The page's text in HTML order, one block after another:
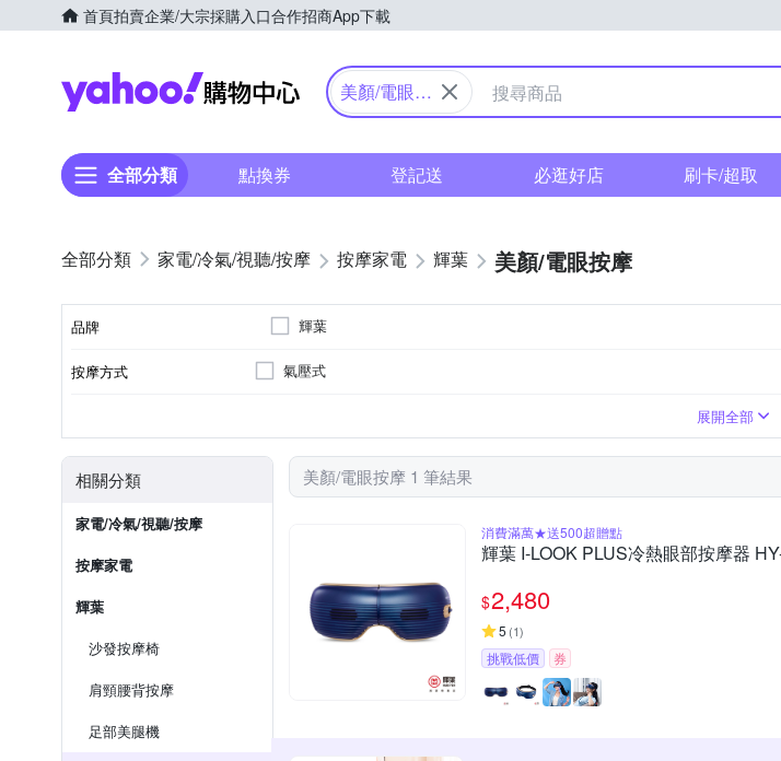
首頁拍賣企業/大宗採購入口合作招商App下載
Yahoo購物中心
美顏/電眼按
全部分類 點換券 登記送 必逛好店 刷卡/超取
家電/冷氣/視聽/按摩 按摩家電 輝葉 美顏/電眼按摩
品牌 輝葉
按摩方式 氣壓式
展開全部
相關分類
家電/冷氣/視聽/按摩
按摩家電
輝葉
沙發按摩椅
肩頸腰背按摩
足部美腿機
美顏/電眼按摩 1 筆結果
消費滿萬★送500超贈點
輝葉 I-LOOK PLUS冷熱眼部按摩器
$2,480
5 (1)
挑戰低價 券